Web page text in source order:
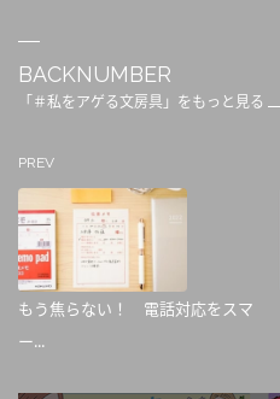
BACKNUMBER
「＃私をアゲる文房具」をもっと見る
PREV
もう焦らない！ 電話対応をスマ
ー...